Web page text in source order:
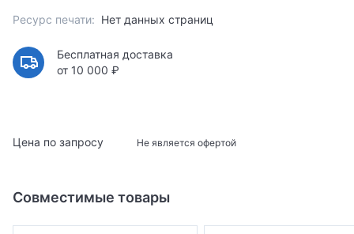
Ресурс печати: Нет данных страниц
Бесплатная доставка
от 10 000 ₽
Цена по запросу Не является офертой
Совместимые товары